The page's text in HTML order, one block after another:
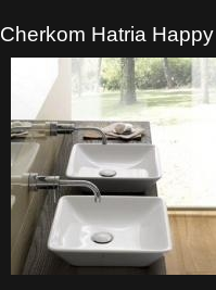
Cherkom Hatria